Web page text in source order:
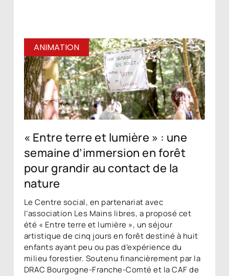
ANIMATION
« Entre terre et lumière » : une
semaine d’immersion en forêt
pour grandir au contact de la
nature
Le Centre social, en partenariat avec
l’association Les Mains libres, a proposé cet
été « Entre terre et lumière », un séjour
artistique de cinq jours en forêt destiné à huit
enfants ayant peu ou pas d’expérience du
milieu forestier. Soutenu financièrement par la
DRAC Bourgogne-Franche-Comté et la CAF de